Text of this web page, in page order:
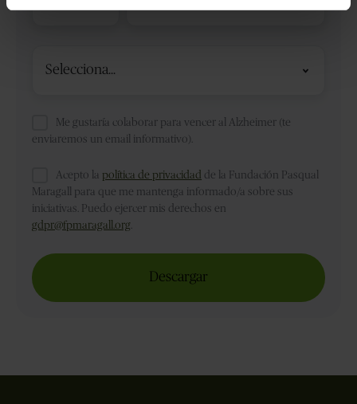
de
relación
con
Alzheimer?
*
Me gustaría colaborar para vencer al Alzheimer (te
enviaremos un email informativo).
Acepto la política de privacidad de la Fundación Pasqual
Maragall para que me mantenga informado/a sobre sus
iniciativas. Puedo ejercer mis derechos en
gdpr@fpmaragall.org.